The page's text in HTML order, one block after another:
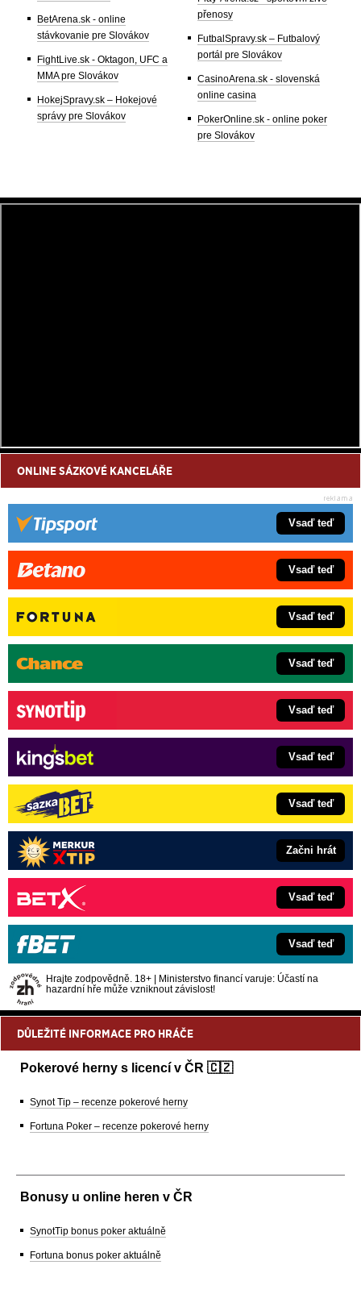
BetArena.sk - online
stávkovanie pre Slovákov
FightLive.sk - Oktagon, UFC a
MMA pre Slovákov
HokejSpravy.sk – Hokejové
správy pre Slovákov
přenosy
FutbalSpravy.sk – Futbalový
portál pre Slovákov
CasinoArena.sk - slovenská
online casina
PokerOnline.sk - online poker
pre Slovákov
ONLINE SÁZKOVÉ KANCELÁŘE
Vsaď teď
Vsaď teď
Vsaď teď
Vsaď teď
Vsaď teď
Vsaď teď
Vsaď teď
Začni hrát
Vsaď teď
Vsaď teď
Hrajte zodpovědně. 18+ | Ministerstvo financí varuje: Účastí na
hazardní hře může vzniknout závislost!
DŮLEŽITÉ INFORMACE PRO HRÁČE
Pokerové herny s licencí v ČR 🇨🇿
Synot Tip – recenze pokerové herny
Fortuna Poker – recenze pokerové herny
Bonusy u online heren v ČR
SynotTip bonus poker aktuálně
Fortuna bonus poker aktuálně